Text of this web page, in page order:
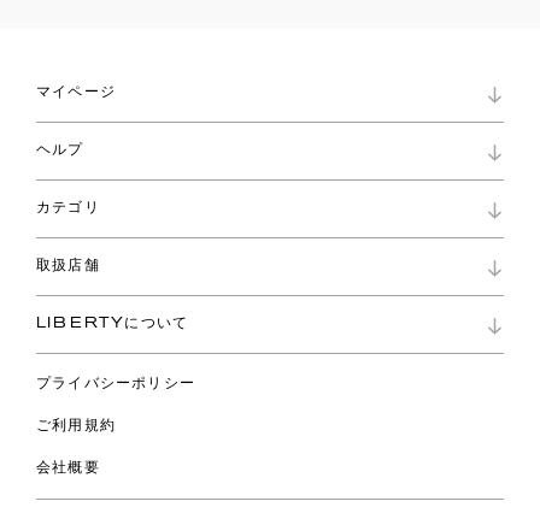
マイページ
ロイヤリティプログラム
パスワード再設定
ショッピングバッグ
ヘルプ
お問い合わせ
よくあるご質問
ご利用ガイド
カテゴリ
コレクション
ファブリックス
バッグ
ウェア
ライフスタイル
スペシャル
取扱店舗
リバティ・ファブリックス
LIBERTYについて
プライバシーポリシー
ご利用規約
会社概要